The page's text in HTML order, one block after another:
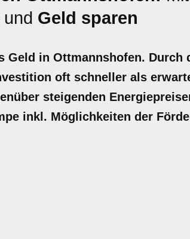
und Geld sparen
Geld in Ottmannshofen.
oft schneller als
steigenden
inkl. Möglichkeiten der